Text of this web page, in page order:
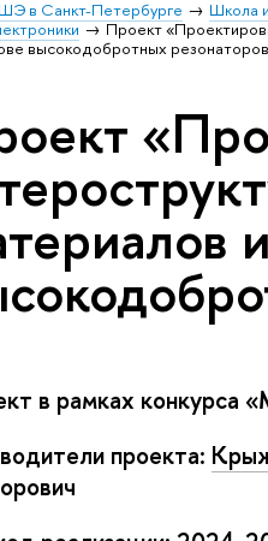
в Санкт-Петербурге Школа
Проект
высокодобротных
в рамках конкурса
проекта: